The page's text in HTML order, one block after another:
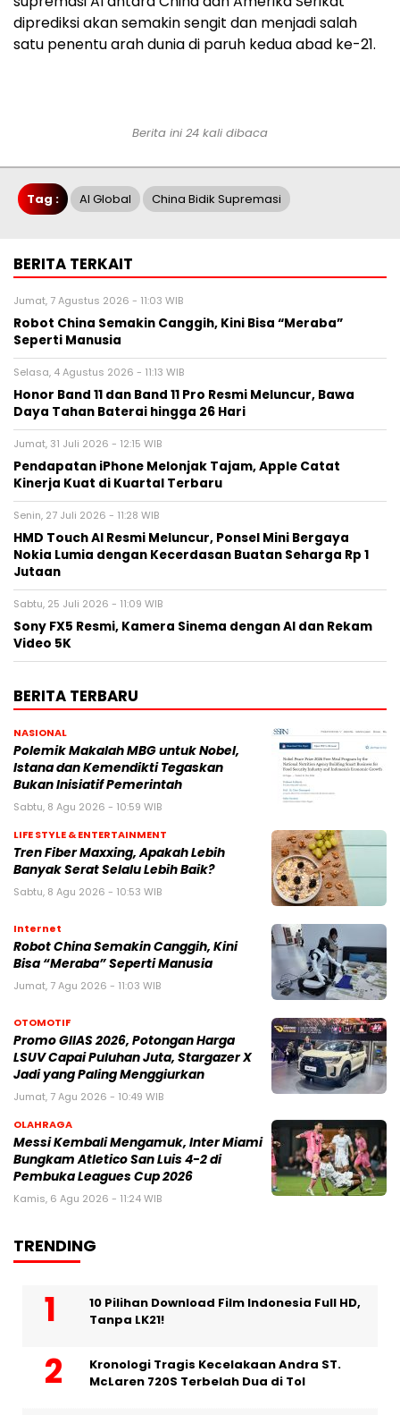
diprediksi akan semakin sengit dan menjadi salah
satu penentu arah dunia di paruh kedua abad ke-21.
Berita ini 24 kali dibaca
Tag : AI Global China Bidik Supremasi
BERITA TERKAIT
Jumat, 7 Agustus 2026 - 11:03 WIB
Robot China Semakin Canggih, Kini Bisa “Meraba”
Seperti Manusia
Selasa, 4 Agustus 2026 - 11:13 WIB
Honor Band 11 dan Band 11 Pro Resmi Meluncur, Bawa
Daya Tahan Baterai hingga 26 Hari
Jumat, 31 Juli 2026 - 12:15 WIB
Pendapatan iPhone Melonjak Tajam, Apple Catat
Kinerja Kuat di Kuartal Terbaru
Senin, 27 Juli 2026 - 11:28 WIB
HMD Touch AI Resmi Meluncur, Ponsel Mini Bergaya
Nokia Lumia dengan Kecerdasan Buatan Seharga Rp 1
Jutaan
Sabtu, 25 Juli 2026 - 11:09 WIB
Sony FX5 Resmi, Kamera Sinema dengan AI dan Rekam
Video 5K
BERITA TERBARU
NASIONAL
Polemik Makalah MBG untuk Nobel,
Istana dan Kemendikti Tegaskan
Bukan Inisiatif Pemerintah
Sabtu, 8 Agu 2026 - 10:59 WIB
LIFE STYLE & ENTERTAINMENT
Tren Fiber Maxxing, Apakah Lebih
Banyak Serat Selalu Lebih Baik?
Sabtu, 8 Agu 2026 - 10:53 WIB
Internet
Robot China Semakin Canggih, Kini
Bisa “Meraba” Seperti Manusia
Jumat, 7 Agu 2026 - 11:03 WIB
OTOMOTIF
Promo GIIAS 2026, Potongan Harga
LSUV Capai Puluhan Juta, Stargazer X
Jadi yang Paling Menggiurkan
Jumat, 7 Agu 2026 - 10:49 WIB
OLAHRAGA
Messi Kembali Mengamuk, Inter Miami
Bungkam Atletico San Luis 4-2 di
Pembuka Leagues Cup 2026
Kamis, 6 Agu 2026 - 11:24 WIB
TRENDING
10 Pilihan Download Film Indonesia Full HD,
Tanpa LK21!
Kronologi Tragis Kecelakaan Andra ST.
McLaren 720S Terbelah Dua di Tol